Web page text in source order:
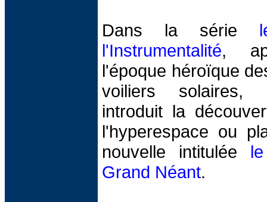
Dans la série
l'Instrumentalité,
l'époque héroïque
voiliers solaires,
introduit la
l'hyperespace ou
nouvelle intitulée
Grand Néant.